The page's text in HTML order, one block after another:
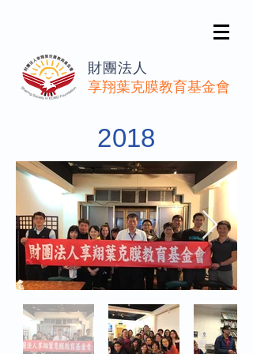
財團法人
享翔葉克膜教育基金會
2018​